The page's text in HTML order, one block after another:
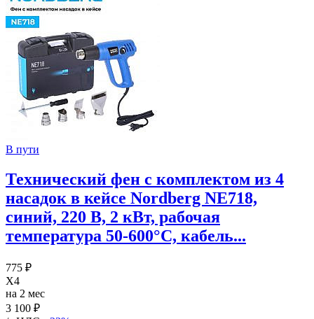
В пути
Технический фен с комплектом из 4
насадок в кейсе Nordberg NE718,
синий, 220 В, 2 кВт, рабочая
температура 50-600°С, кабель...
775 ₽
X4
на 2 мес
3 100 ₽